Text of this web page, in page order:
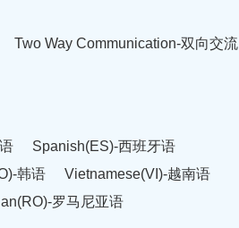
Two Way Communication-双向交流
Spanish(ES)-西班牙语
韩语
Vietnamese(VI)-越南语
罗马尼亚语